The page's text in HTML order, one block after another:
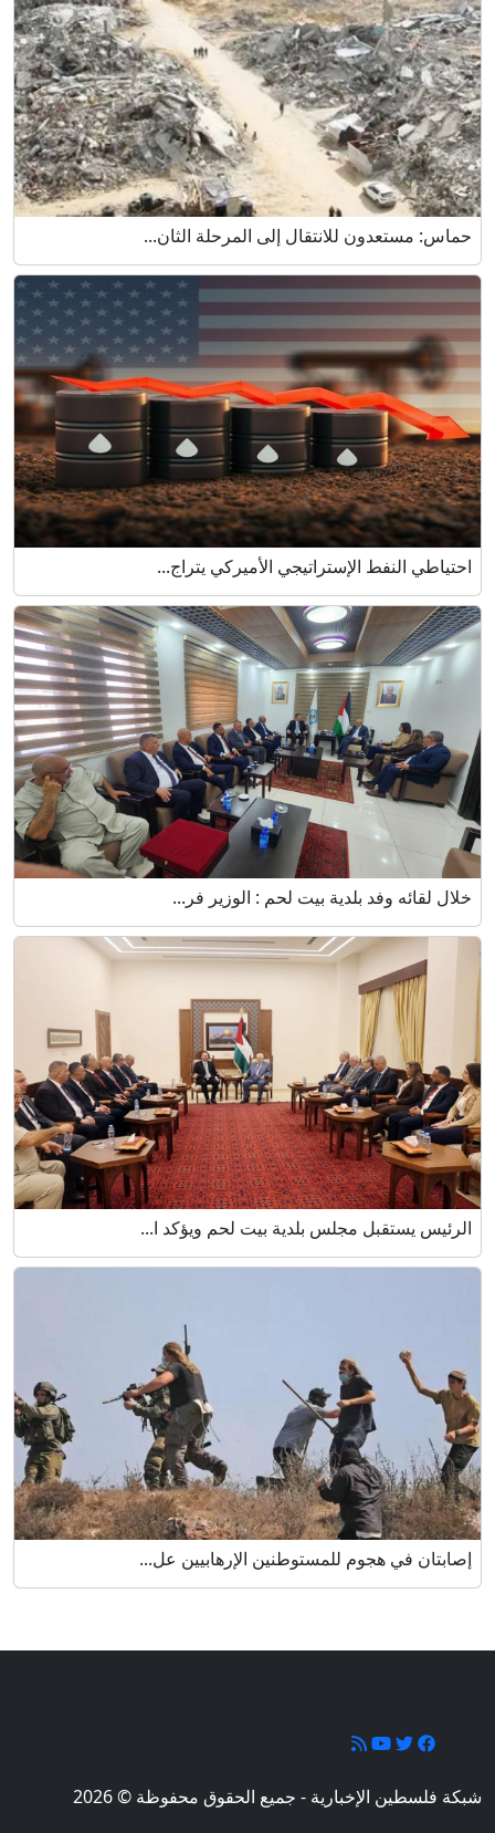
حماس: مستعدون للانتقال إلى المرحلة الثان...
احتياطي النفط الإستراتيجي الأميركي يتراج...
خلال لقائه وفد بلدية بيت لحم : الوزير فر...
الرئيس يستقبل مجلس بلدية بيت لحم ويؤكد ا...
إصابتان في هجوم للمستوطنين الإرهابيين عل...
شبكة فلسطين الإخبارية - جميع الحقوق محفوظة © 2026